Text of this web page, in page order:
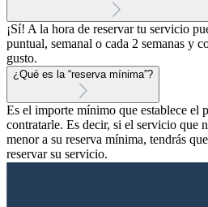
¡Sí! A la hora de reservar tu servicio
puntual, semanal o cada 2 semanas y
gusto.
¿Qué es la “reserva mínima”?
Es el importe mínimo que establece el
contratarle. Es decir, si el servicio que
menor a su reserva mínima, tendrás
reservar su servicio.